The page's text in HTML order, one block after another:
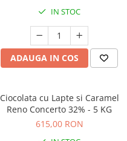
IN STOC
ADAUGA IN COS
Ciocolata cu Lapte si Caramel
Reno Concerto 32% - 5 KG
615,00 RON